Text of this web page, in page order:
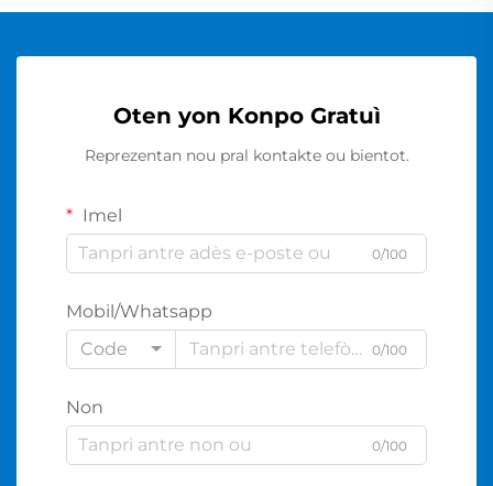
Oten yon Konpo Gratuì
Reprezentan nou pral kontakte ou bientot.
Imel
0/100
Mobil/Whatsapp
Code
0/100
Non
0/100